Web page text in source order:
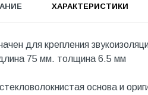
пены
ХАРАКТЕРИСТИКИ
для крепления
75 мм. толщина 6.5 мм
основа и